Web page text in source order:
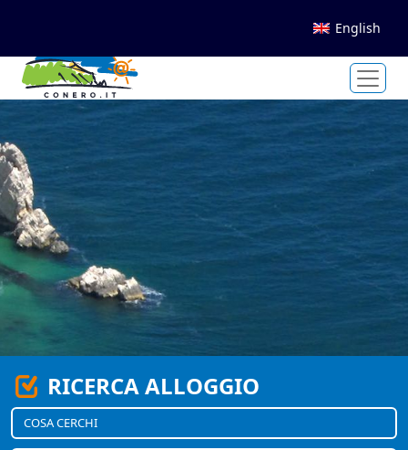
English
RICERCA ALLOGGIO